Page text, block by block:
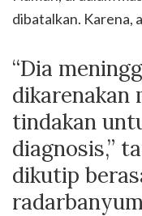
dibatalkan. Karena,
“Dia
dikarenakan
tindakan
diagnosis,”
dikutip